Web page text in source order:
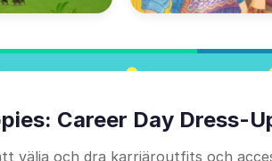
Career Day Dress-
välja och dra karriäroutfits och